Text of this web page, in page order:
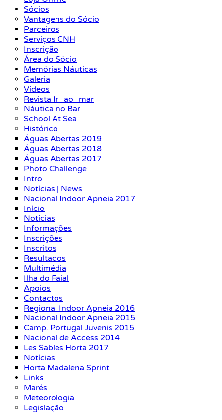
Sócios
Vantagens do Sócio
Parceiros
Serviços CNH
Inscrição
Área do Sócio
Memórias Náuticas
Galeria
Vídeos
Revista Ir_ao_mar
Náutica no Bar
School At Sea
Histórico
Águas Abertas 2019
Águas Abertas 2018
Águas Abertas 2017
Photo Challenge
Intro
Notícias | News
Nacional Indoor Apneia 2017
Início
Notícias
Informações
Inscrições
Inscritos
Resultados
Multimédia
Ilha do Faial
Apoios
Contactos
Regional Indoor Apneia 2016
Nacional Indoor Apneia 2015
Camp. Portugal Juvenis 2015
Nacional de Access 2014
Les Sables Horta 2017
Notícias
Horta Madalena Sprint
Links
Marés
Meteorologia
Legislação